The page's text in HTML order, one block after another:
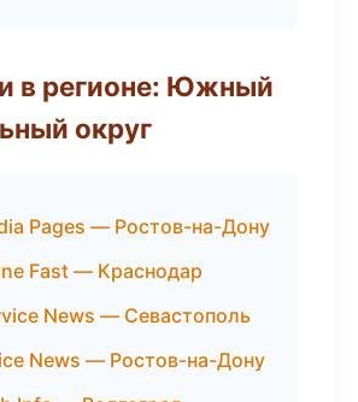
в регионе: Южный
округ
Pages — Ростов-на-Дону
Fast — Краснодар
News — Севастополь
News — Ростов-на-Дону